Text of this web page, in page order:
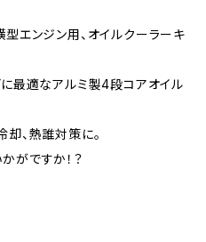
エンジン用、オイルクーラーキ
最適なアルミ製4段コアオイル
却、熱誰対策に。
がですか！？